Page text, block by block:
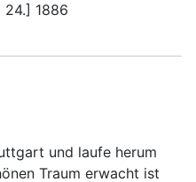
1886
und laufe herum
Traum erwacht ist